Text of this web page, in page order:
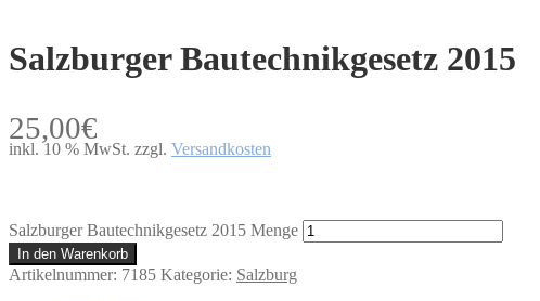
Salzburger Bautechnikgesetz 2015
25,00€
inkl. 10 % MwSt. zzgl. Versandkosten
Salzburger Bautechnikgesetz 2015 Menge
In den Warenkorb
Artikelnummer: 7185 Kategorie: Salzburg